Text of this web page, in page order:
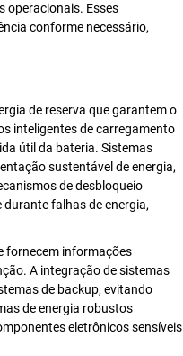
operacionais. Esses
conforme necessário,
de reserva que garantem o
inteligentes de carregamento
útil da bateria. Sistemas
sustentável de energia,
de desbloqueio
falhas de energia,
fornecem informações
A integração de sistemas
de backup, evitando
de energia robustos
eletrônicos sensíveis